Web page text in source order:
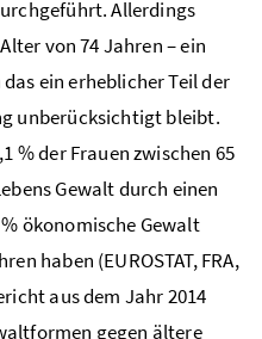
Allerdings
von 74 Jahren – ein
ein erheblicher Teil der
unberücksichtigt bleibt.
% der Frauen zwischen 65
Gewalt durch einen
ökonomische Gewalt
haben (EUROSTAT, FRA,
aus dem Jahr 2014
gegen ältere